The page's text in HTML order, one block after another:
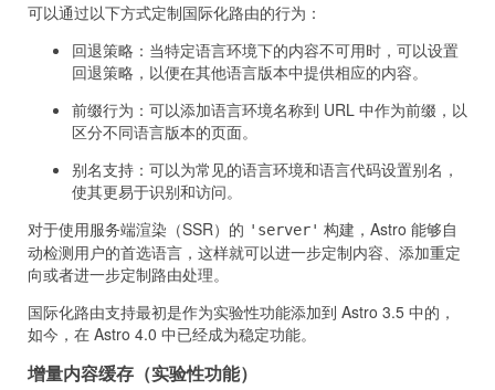
可以通过以下方式定制国际化路由的行为：
回退策略：当特定语言环境下的内容不可用时，可以设置
回退策略，以便在其他语言版本中提供相应的内容。
前缀行为：可以添加语言环境名称到 URL 中作为前缀，以
区分不同语言版本的页面。
别名支持：可以为常见的语言环境和语言代码设置别名，
使其更易于识别和访问。
对于使用服务端渲染（SSR）的 'server' 构建，Astro 能够自
动检测用户的首选语言，这样就可以进一步定制内容、添加重定
向或者进一步定制路由处理。
国际化路由支持最初是作为实验性功能添加到 Astro 3.5 中的，
如今，在 Astro 4.0 中已经成为稳定功能。
增量内容缓存（实验性功能）